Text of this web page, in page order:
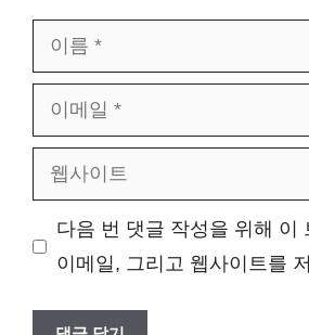
름
메
사
다음 번 댓글 작성을 위해 이
이메일, 그리고 웹사이트를